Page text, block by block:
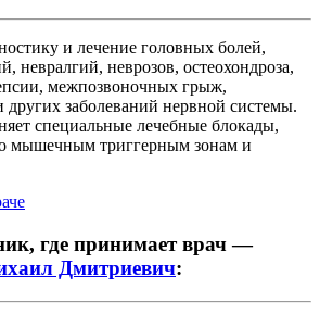
и лечение головных болей,
невралгий, неврозов, остеохондроза,
межпозвоночных грыж,
других заболеваний нервной системы.
специальные лечебные блокады,
мышечным триггерным зонам и
где принимает врач —
Дмитриевич: